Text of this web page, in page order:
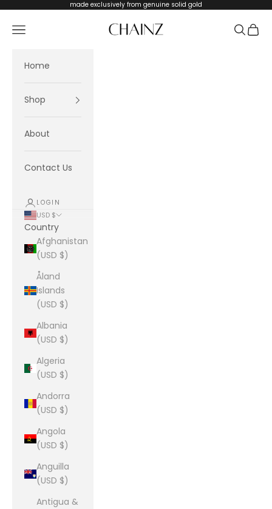
made exclusively from genuine solid gold
CHAINZ
Navigation menu Search
Cart
Home
Shop
About
Contact Us
LOGIN
USD $
Country
Afghanistan
(USD $)
Åland
Islands
(USD $)
Albania
(USD $)
Algeria
(USD $)
Andorra
(USD $)
Angola
(USD $)
Anguilla
(USD $)
Antigua &